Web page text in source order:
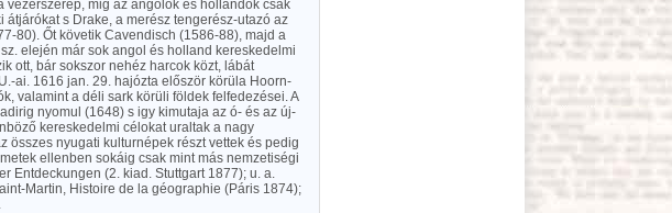
vezérszerep, mig az angolok és hollandok csak
átjárókat s Drake, a merész tengerész-utazó az
80). Őt követik Cavendisch (1586-88), majd a
elején már sok angol és holland kereskedelmi
ott, bár sokszor nehéz harcok közt, lábát
ai. 1616 jan. 29. hajózta először körüla Hoorn-
valamint a déli sark körüli földek felfedezései. A
nyomul (1648) s igy kimutaja az ó- és az új-
kereskedelmi célokat uraltak a nagy
összes nyugati kulturnépek részt vettek és pedig
ellenben sokáig csak mint más nemzetiségi
Entdeckungen (2. kiad. Stuttgart 1877); u. a.
Martin, Histoire de la géographie (Páris 1874);